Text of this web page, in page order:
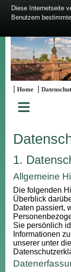
|Home |
≡
1.
Allgemeine
Die folgenden
Überblick
Daten passiert,
Sie persönlich
Informationen
unserer unter
Diese Internetseite
Benutzern